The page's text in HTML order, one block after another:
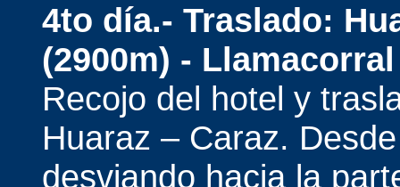
4to día.- Traslado:
(2900m) -
Recojo del hotel y
Huaraz – Caraz.
desviando hacia la